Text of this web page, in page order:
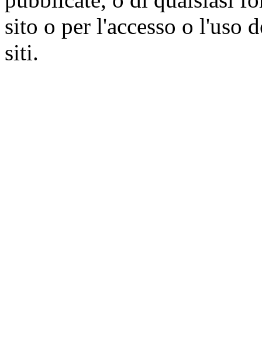
sito o per l'accesso o l'uso
siti.